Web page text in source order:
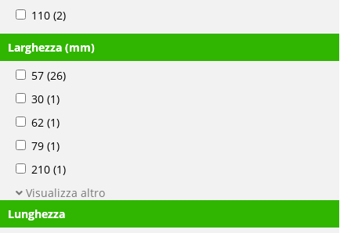
110 (2)
Larghezza (mm)
57 (26)
30 (1)
62 (1)
79 (1)
210 (1)
Visualizza altro
Lunghezza